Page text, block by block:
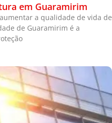
em Guaramirim
a qualidade de vida de
de Guaramirim é a